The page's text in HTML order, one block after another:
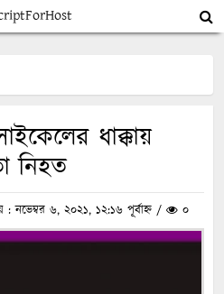
ধাক্কায়
নিহত
: নভেম্বর ৬, ২০২১, ১২:১৬ পূর্বাহ্ন / ০